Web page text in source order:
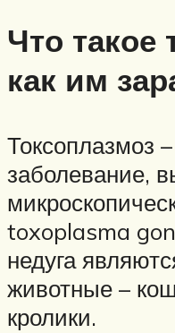
Что такое
как им
Токсоплазмоз
заболевание,
toxoplasma
недуга
животные –
кролики.